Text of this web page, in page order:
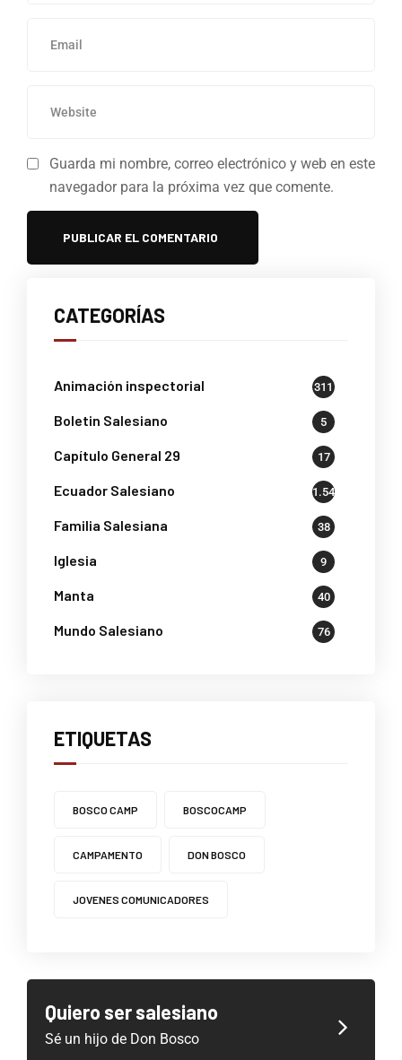
Guarda mi nombre, correo electrónico y web en este
navegador para la próxima vez que comente.
CATEGORÍAS
Animación inspectorial 311
Boletin Salesiano 5
Capítulo General 29 17
Ecuador Salesiano 1.541
Familia Salesiana 38
Iglesia 9
Manta 40
Mundo Salesiano 76
ETIQUETAS
BOSCO CAMP BOSCOCAMP
CAMPAMENTO DON BOSCO
JOVENES COMUNICADORES
Quiero ser salesiano
Sé un hijo de Don Bosco